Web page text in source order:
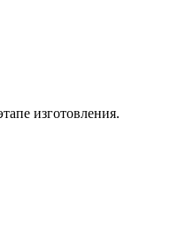
изготовления.